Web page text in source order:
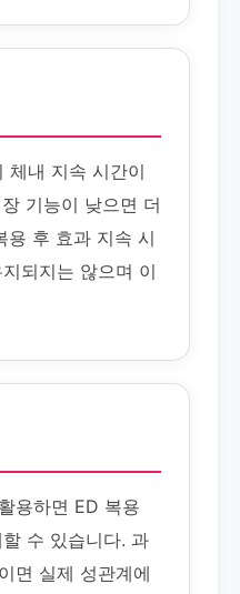
체내 지속 시간이
기능이 낮으면 더
용 후 효과 지속 시
되지는 않으며 이
용하면 ED 복용
수 있습니다. 과
면 실제 성관계에